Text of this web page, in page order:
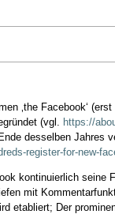
‚the Facebook‘
(vgl.
https://
desselben Jahres
register-for-new-
kontinuierlich
mit
etabliert; Der